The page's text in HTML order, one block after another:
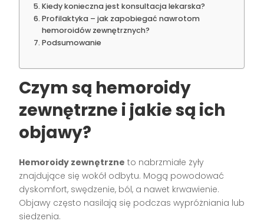
Kiedy konieczna jest konsultacja lekarska?
Profilaktyka – jak zapobiegać nawrotom
hemoroidów zewnętrznych?
Podsumowanie
Czym są hemoroidy
zewnętrzne i jakie są ich
objawy?
Hemoroidy zewnętrzne to nabrzmiałe żyły
znajdujące się wokół odbytu. Mogą powodować
dyskomfort, swędzenie, ból, a nawet krwawienie.
Objawy często nasilają się podczas wypróżniania lub
siedzenia.